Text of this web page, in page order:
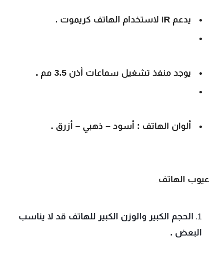
يدعم IR لاستخدام الهاتف كريموت .
يوجد منفذ تشغيل سماعات أذن 3.5 مم .
ألوان الهاتف : أسود – ذهبي – أزرق .
عيوب الهاتف
البعض .